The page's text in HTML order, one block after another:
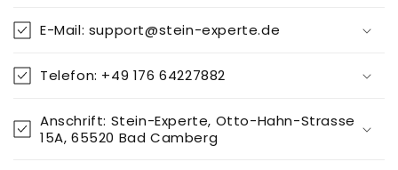
E-Mail: support@stein-experte.de
Telefon: +49 176 64227882
Anschrift: Stein-Experte, Otto-Hahn-Strasse
15A, 65520 Bad Camberg